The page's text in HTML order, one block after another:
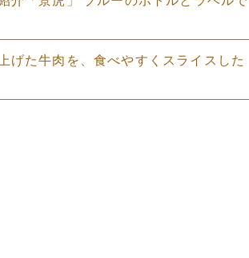
げた牛肉を、食べやすくスライスした